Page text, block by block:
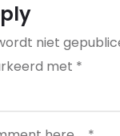
niet
met *